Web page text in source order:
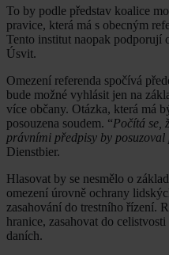
To by podle představ koalice
pravice, která má s obecným
Tento institut naopak podporují
Úsvit.
Omezení referenda spočívá
bude možné vyhlásit jen na
více občany. Otázka, která má
posouzena soudem. “Počítá se,
právními předpisy by posuzoval
Dienstbier.
Hlasovat by se nesmělo o
omezení úrovně ochrany
zasahování do trestního řízení.
hranice, zasahovat do
daních.